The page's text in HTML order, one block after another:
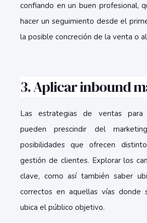
confiando en un buen profesional,
hacer un seguimiento desde el
la posible concreción de la venta o
3. Aplicar inbound
Las estrategias de ventas para
pueden prescindir del
posibilidades que ofrecen
gestión de clientes. Explorar los
clave, como así también saber
correctos en aquellas vías donde
ubica el público objetivo.